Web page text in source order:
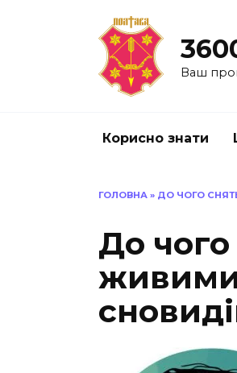
Ваш
Корисно знати
ГОЛОВНА » ДО ЧОГО
До